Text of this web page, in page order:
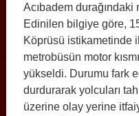
Acıbadem durağındaki
Edinilen bilgiye göre,
Köprüsü istikametinde
metrobüsün motor
yükseldi. Durumu fark
durdurarak yolcuları
üzerine olay yerine